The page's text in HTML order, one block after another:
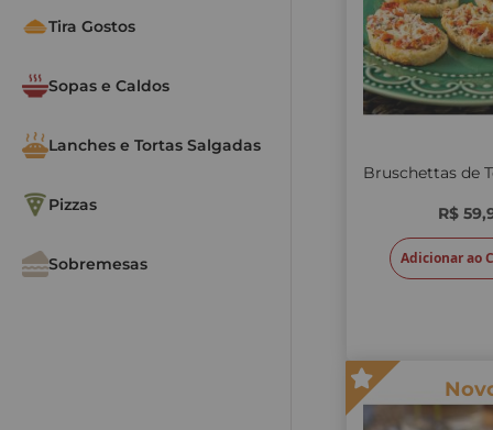
Tira Gostos
Sopas e Caldos
Lanches e Tortas Salgadas
Pizzas
Sobremesas
R$
Adicionar ao